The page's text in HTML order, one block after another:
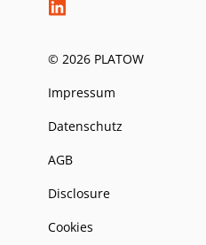
© 2026 PLATOW
Impressum
Datenschutz
AGB
Disclosure
Cookies